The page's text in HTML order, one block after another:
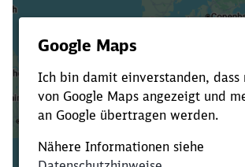
Verkürze die Ladezeit, indem du